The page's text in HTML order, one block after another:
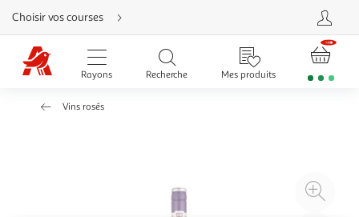
Aller
directement
au
contenu
Aller
directement
Aller
Choisir vos courses
Rayons Recherche Mes produits
Vins rosés